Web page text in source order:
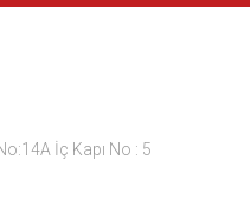
İç Kapı No : 5